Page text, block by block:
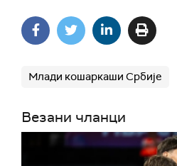
Млади кошаркаши Србије
Везани чланци